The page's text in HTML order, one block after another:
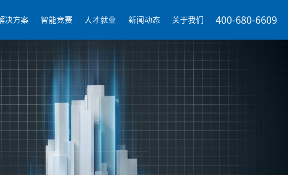
400-680-6609
决方案 智能竞赛 人才就业 新闻动态 关于我们